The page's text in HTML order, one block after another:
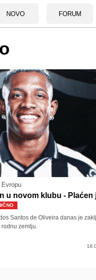
NOVO FORUM
u novom klubu - Plaćen
Santos de Oliveira danas je
rodnu zemlju.